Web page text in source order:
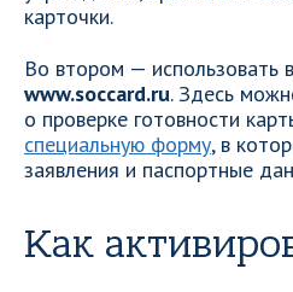
карточки.
Во втором — использовать
www.soccard.ru. Здесь
о проверке готовности
специальную форму, в
заявления и паспортные
Как